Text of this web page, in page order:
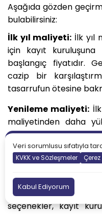
Aşağıda gözden
bulabilirsiniz:
İlk yıl maliyeti: İlk yıl
için kayıt
başlangıç fiyatıdır.
cazip bir
tasarrufun ötesine
Yenileme maliyeti:
maliyetinden daha
devreye girer. Bu
korumanın uzun
için değerlendirilmesi
Kullanılabilir TLD'ler:
alan adları (TLD'ler)
seçenekler, kayıt
Veri sorumlusu sıfatıyla
KVKK ve Sözleşmeler Çerez
Kabul Ediyorum